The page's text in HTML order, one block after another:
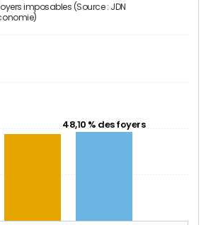
imposables (Source : JDN
48,10 % des foyers